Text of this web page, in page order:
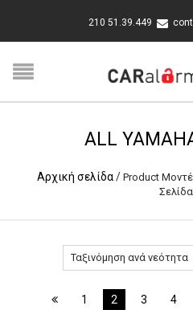
210 51.39.449
ALL
Αρχική σελίδα/ Product
1 2 3 4